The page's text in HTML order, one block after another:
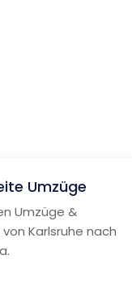
Umzüge
Umzüge &
Karlsruhe nach